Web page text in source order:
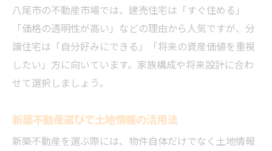
八尾市の不動産市場では、建売住宅は「すぐ住める」
「価格の透明性が高い」などの理由から人気ですが、分
譲住宅は「自分好みにできる」「将来の資産価値を重視
したい」方に向いています。家族構成や将来設計に合わ
せて選択しましょう。
新築不動産選びで土地情報の活用法
新築不動産を選ぶ際には、物件自体だけでなく土地情報